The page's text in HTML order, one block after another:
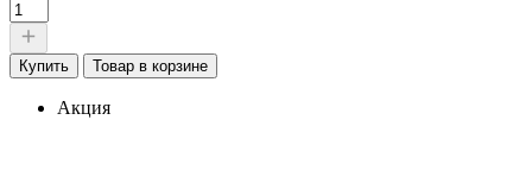
Купить Товар в корзине
Акция